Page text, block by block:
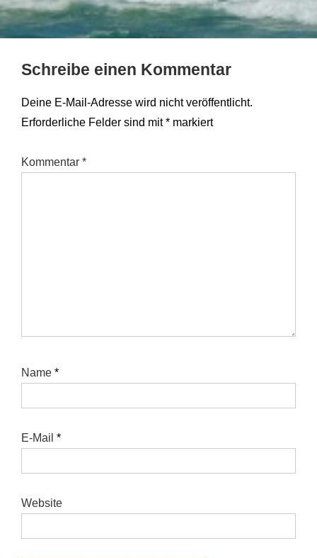
Schreibe einen Kommentar
Deine E-Mail-Adresse wird nicht veröffentlicht.
Erforderliche Felder sind mit* markiert
Kommentar *
Name *
E-Mail *
Website